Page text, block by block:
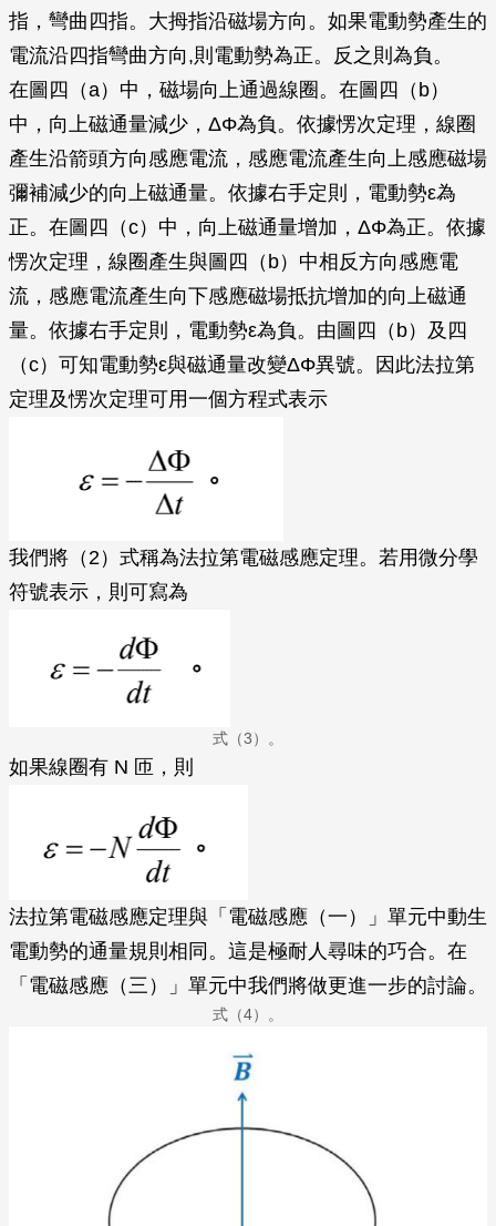
指，彎曲四指。大拇指沿磁場方向。如果電動勢產生的
電流沿四指彎曲方向,則電動勢為正。反之則為負。
在圖四（a）中，磁場向上通過線圈。在圖四（b）
中，向上磁通量減少，ΔΦ為負。依據愣次定理，線圈
產生沿箭頭方向感應電流，感應電流產生向上感應磁場
彌補減少的向上磁通量。依據右手定則，電動勢ε為
正。在圖四（c）中，向上磁通量增加，ΔΦ為正。依據
愣次定理，線圈產生與圖四（b）中相反方向感應電
流，感應電流產生向下感應磁場抵抗增加的向上磁通
量。依據右手定則，電動勢ε為負。由圖四（b）及四
（c）可知電動勢ε與磁通量改變ΔΦ異號。因此法拉第
定理及愣次定理可用一個方程式表示
我們將（2）式稱為法拉第電磁感應定理。若用微分學
符號表示，則可寫為
式（3）。
如果線圈有 N 匝，則
法拉第電磁感應定理與「電磁感應（一）」單元中動生
電動勢的通量規則相同。這是極耐人尋味的巧合。在
「電磁感應（三）」單元中我們將做更進一步的討論。
式（4）。